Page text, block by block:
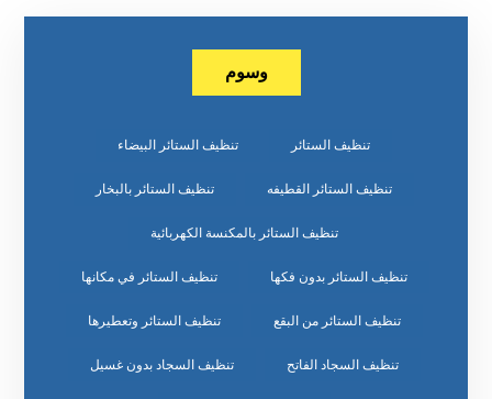
وسوم
تنظيف الستائر تنظيف الستائر البيضاء
تنظيف الستائر القطيفه تنظيف الستائر بالبخار
تنظيف الستائر بالمكنسة الكهربائية
تنظيف الستائر بدون فكها تنظيف الستائر في مكانها
تنظيف الستائر من البقع تنظيف الستائر وتعطيرها
تنظيف السجاد الفاتح تنظيف السجاد بدون غسيل